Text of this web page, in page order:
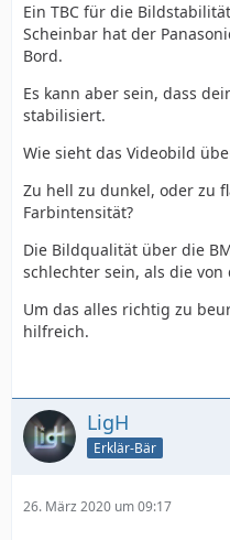
Ein TBC für die
Scheinbar hat der
Bord.
Es kann aber sein, dass
stabilisiert.
Wie sieht das Videobild
Zu hell zu dunkel, oder zu
Farbintensität?
Die Bildqualität über die
schlechter sein, als die von
Um das alles richtig zu
hilfreich.
LigH
Erklär-Bär
26. März 2020 um 09:17